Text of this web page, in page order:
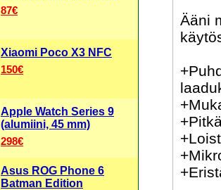
Ääni
87€
Xiaomi Poco X3 NFC
150€
Apple Watch Series 9
(alumiini, 45 mm)
298€
Asus ROG Phone 6
Batman Edition